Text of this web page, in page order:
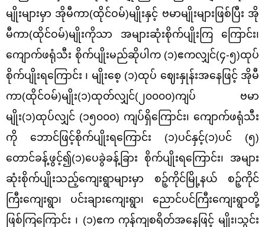
မျိုးများမှာ အိုမီကာ(ထိုင်ဝမ်)မျိုးနှင့် ဗမာမျိုးများဖြစ်ပြီး အို
မီကာ(ထိုင်ဝမ်)မျိုးကိုသာ အများဆုံးစိုက်ပျိုးကြ ကြောင်း၊
ကျောက်ဖရုံသီး စိုက်ပျိုးမည်ဆိုပါက (၁)ဧကလျှင်(၄-၅)ထုပ်
စိုက်ပျိုးရကြောင်း ၊ မျိုးစေ့ (၁)ထုပ် ဈေးနှုန်းအနေဖြင့် အိုမီ
ကာ(ထိုင်ဝမ်)မျိုး(၁)ထုတ်လျှင်(၂၀၀၀၀)ကျပ် ဗမာ
မျိုး(၁)ထုပ်လျှင် (၁၅၀၀၀) ကျပ်ရှိကြောင်း၊ ကျောက်ဖရုံသီး
ကို ဘောင်ဖြင့်စိုက်ပျိုးရကြောင်း (၁)ပင်နှင့်(၁)ပင် (၅)
တောင်ခန့်ဖွင့်၍(၁)ပေခွဲခန့်ခြား စိုက်ပျိုးရကြောင်း၊ အများ
ဆုံးစိုက်ပျိုးသည့်ကျေးရွာများမှာ စဉ့်ကိုင်မြို့နယ် စဉ့်ကိုင်
ကြီးကျေးရွာ၊ ပင်းချားကျေးရွာ၊ ညောင်ပင်ကြီးကျေးရွာတို့
ဖြစ်ကြကြောင်း ၊ (၁)ဧက ကုန်ကျစရိတ်အနေဖြင့် မျိုး၊သွင်း